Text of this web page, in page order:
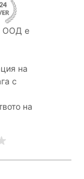
ООД е
на
с
на